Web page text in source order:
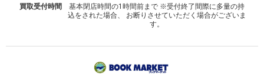
買取受付時間
基本閉店時間の1時間前まで ※受付終了間際に多量の持
込をされた場合、 お断りさせていただく場合がございま
す。